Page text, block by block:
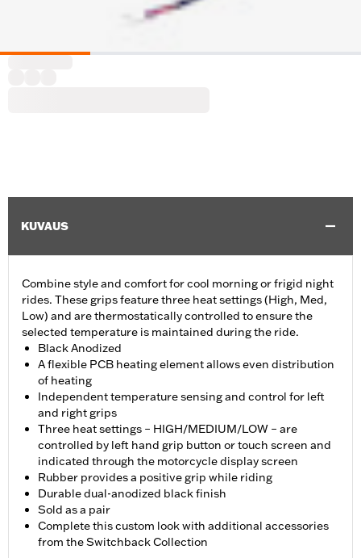
KUVAUS
Combine style and comfort for cool morning or frigid night
rides. These grips feature three heat settings (High, Med,
Low) and are thermostatically controlled to ensure the
selected temperature is maintained during the ride.
Black Anodized
A flexible PCB heating element allows even distribution
of heating
Independent temperature sensing and control for left
and right grips
Three heat settings – HIGH/MEDIUM/LOW – are
controlled by left hand grip button or touch screen and
indicated through the motorcycle display screen
Rubber provides a positive grip while riding
Durable dual-anodized black finish
Sold as a pair
Complete this custom look with additional accessories
from the Switchback Collection